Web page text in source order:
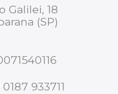
Galilei, 18
(SP)
933711